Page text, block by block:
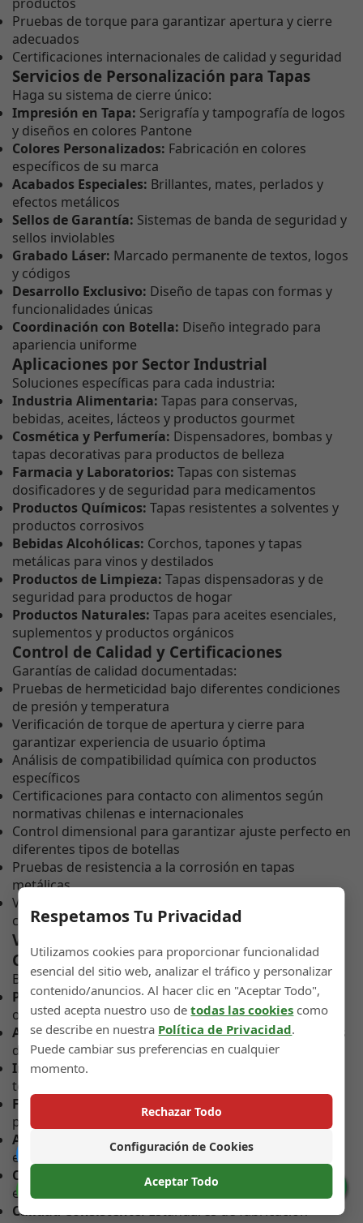
Pruebas de torque para garantizar apertura y cierre
adecuados
Certificaciones internacionales de calidad y seguridad
Servicios de Personalización para Tapas
Haga su sistema de cierre único:
Impresión en Tapa: Serigrafía y tampografía de logos
y diseños en colores Pantone
Colores Personalizados: Fabricación en colores
específicos de su marca
Acabados Especiales: Brillantes, mates, perlados y
efectos metálicos
Sellos de Garantía: Sistemas de banda de seguridad y
sellos inviolables
Grabado Láser: Marcado permanente de textos, logos
y códigos
Desarrollo Exclusivo: Diseño de tapas con formas y
funcionalidades únicas
Coordinación con Botella: Diseño integrado para
apariencia uniforme
Aplicaciones por Sector Industrial
Soluciones específicas para cada industria:
Industria Alimentaria: Tapas para conservas,
bebidas, aceites, lácteos y productos gourmet
Cosmética y Perfumería: Dispensadores, bombas y
tapas decorativas para productos de belleza
Farmacia y Laboratorios: Tapas con sistemas
dosificadores y de seguridad para medicamentos
Productos Químicos: Tapas resistentes a solventes y
productos corrosivos
Bebidas Alcohólicas: Corchos, tapones y tapas
metálicas para vinos y destilados
Productos de Limpieza: Tapas dispensadoras y de
seguridad para productos de hogar
Productos Naturales: Tapas para aceites esenciales,
suplementos y productos orgánicos
Control de Calidad y Certificaciones
Garantías de calidad documentadas:
Pruebas de hermeticidad bajo diferentes condiciones
de presión y temperatura
Verificación de torque de apertura y cierre para
garantizar experiencia de usuario óptima
Análisis de compatibilidad química con productos
específicos
Certificaciones para contacto con alimentos según
normativas chilenas e internacionales
Control dimensional para garantizar ajuste perfecto en
diferentes tipos de botellas
Pruebas de resistencia a la corrosión en tapas
metálicas
Verificación de durabilidad en sistemas de apertura y
cierre repetidos
Ventajas Competitivas para Empresas
Chilenas
Beneficios específicos para el mercado local:
Precios Internacionales Competitivos:Costos
optimizados por economías de escala global
Amplia Variedad:Mayor selección que ofertas locales
disponibles en Chile
Innovación Continua:
tecnologías en sistemas de cierre
Flexibilidad en Pedidos: Mínimos accesibles y
posibilidad de mezclar referencias
Asesoría Técnica Especializada:Soporte en selección
e implementación
Compatibilidad Garantizada:Reducción de riesgos
en procesos de envasado
Calidad Consistente:Estándares de fabricación
Preferencias de Cookies
Respetamos Tu Privacidad
Utilizamos cookies para proporcionar funcionalidad
esencial del sitio web, analizar el tráfico y personalizar
contenido/anuncios. Al hacer clic en "Aceptar Todo",
usted acepta nuestro uso detodas las cookies como
se describe en nuestra Política de Privacidad.
Puede cambiar sus preferencias en cualquier
momento.
Rechazar Todo
Configuración de Cookies
Aceptar Todo